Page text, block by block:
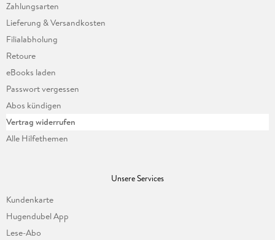
Zahlungsarten
Lieferung & Versandkosten
Filialabholung
Retoure
eBooks laden
Passwort vergessen
Abos kündigen
Vertrag widerrufen
Alle Hilfethemen
Unsere Services
Kundenkarte
Hugendubel App
Lese-Abo